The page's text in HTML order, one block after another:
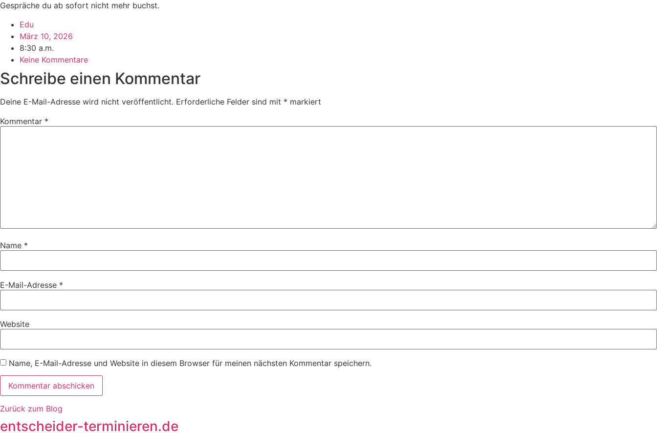
Gespräche du ab sofort nicht mehr buchst.
Edu
März 10, 2026
8:30 a.m.
Keine Kommentare
Schreibe einen Kommentar
Deine E-Mail-Adresse wird nicht veröffentlicht. Erforderliche Felder sind mit * markiert
Kommentar *
Name *
E-Mail-Adresse *
Website
Name, E-Mail-Adresse und Website in diesem Browser für meinen nächsten Kommentar speichern.
Zurück zum Blog
entscheider-terminieren.de